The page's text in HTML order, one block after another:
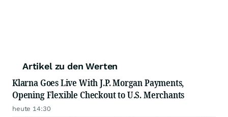
Artikel zu den Werten
Klarna Goes Live With J.P. Morgan Payments,
Opening Flexible Checkout to U.S. Merchants
heute 14:30